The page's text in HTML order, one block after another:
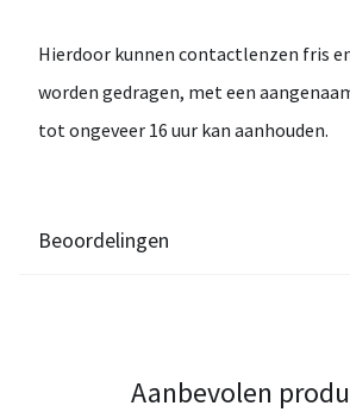
Hierdoor kunnen contactlenzen fris
worden gedragen, met een
totongeveer 16 uur kan aanhouden.
Beoordelingen
Aanbevolen